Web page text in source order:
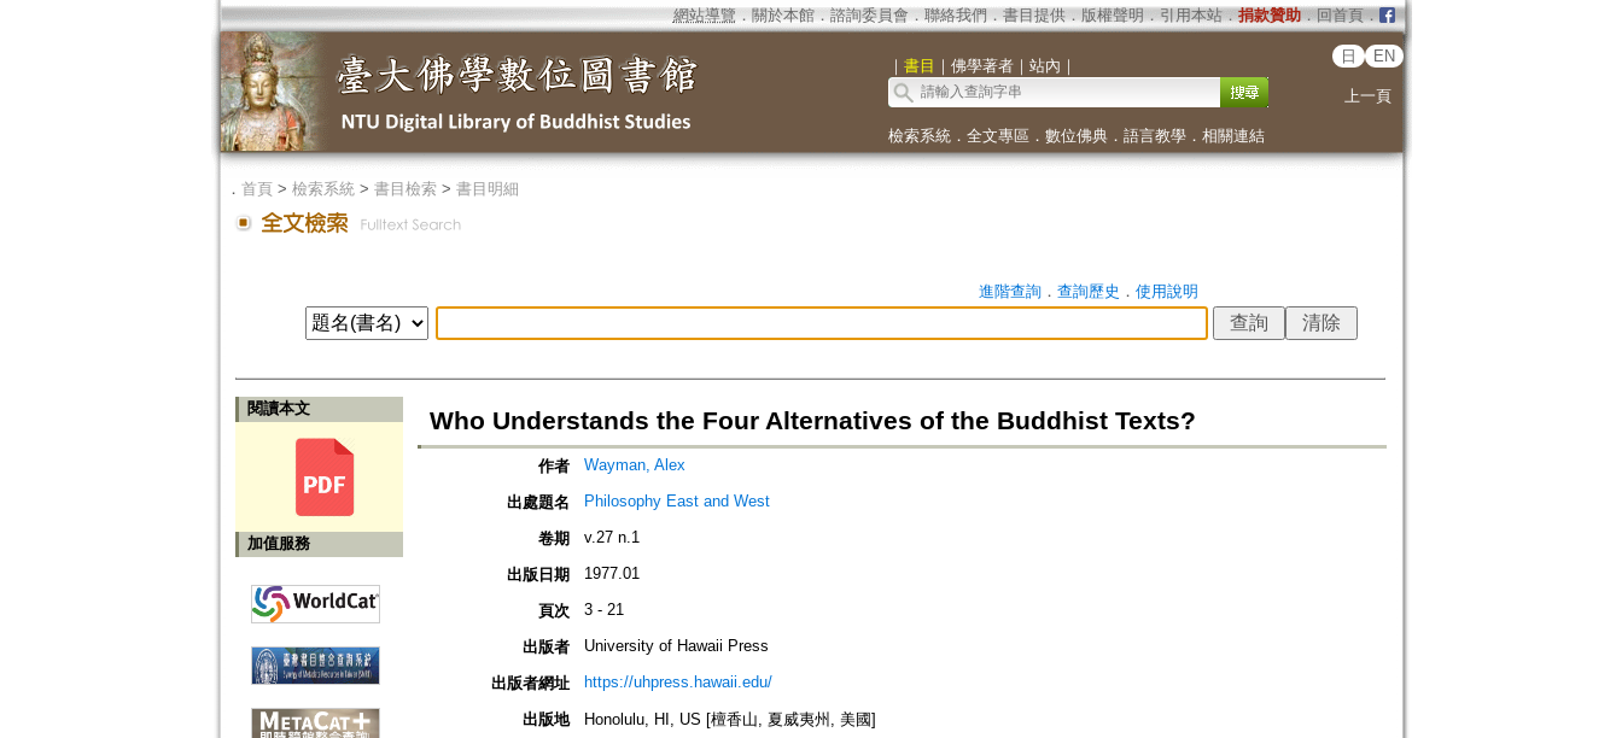
網站導覽 ． 關於本館． 諮詢委員會． 聯絡我們 ． 書目提供． 版權聲明 ． 引用本站． 捐款贊助．回首頁．
｜ 書目 ｜ 佛學著者｜ 站內 ｜
日 EN
上一頁
檢索系統． 全文專區 ． 數位佛典． 語言教學． 相關連結
． 首頁> 檢索系統> 書目檢索> 書目明細
進階查詢． 查詢歷史 ． 使用說明
閱讀本文
加值服務
Who Understands the Four Alternatives of the Buddhist Texts?
作者 Wayman, Alex
出處題名 Philosophy East and West
卷期 v.27 n.1
出版日期 1977.01
頁次 3 - 21
出版者 University of Hawaii Press
出版者網址 https://uhpress.hawaii.edu/
出版地
Honolulu, HI, US [檀香山, 夏威夷州, 美國]